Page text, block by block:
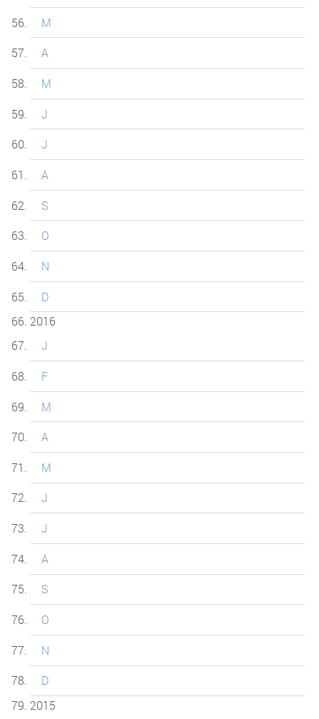
M
A
M
J
J
A
S
O
N
D
2016
J
F
M
A
M
J
J
A
S
O
N
D
2015